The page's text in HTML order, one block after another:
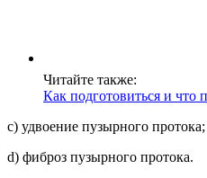
Читайте также:
Как подготовиться и
c) удвоение пузырного протока;
d) фиброз пузырного протока.